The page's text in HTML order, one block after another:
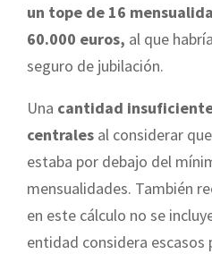
un tope de 16
60.000 euros, al que
seguro de jubilación.
Una cantidad
centrales al considerar
estaba por debajo del
mensualidades. También
en este cálculo no se
entidad considera escasos